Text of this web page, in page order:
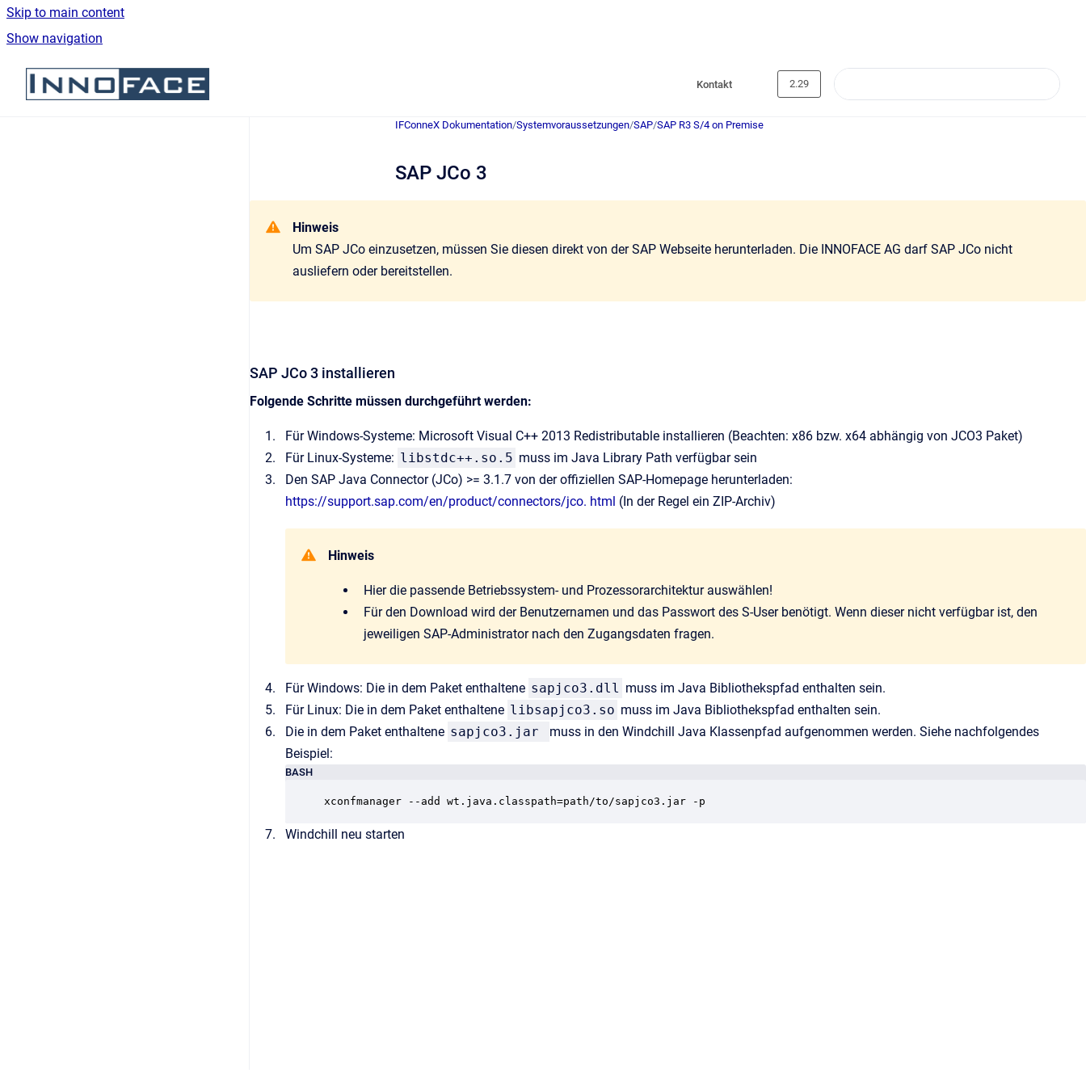
Skip to main content
Show navigation
Go to homepage
Kontakt 2.29
IFConneX Dokumentation/Systemvoraussetzungen/SAP/SAP R3 S/4 on Premise
SAP JCo 3
Hinweis
Um SAP JCo einzusetzen, müssen Sie diesen direkt von der SAP Webseite herunterladen. Die INNOFACE AG darf SAP JCo nicht
ausliefern oder bereitstellen.
SAP JCo 3 installieren
Folgende Schritte müssen durchgeführt werden:
Für Windows-Systeme: Microsoft Visual C++ 2013 Redistributable installieren (Beachten: x86 bzw. x64 abhängig von JCO3 Paket)
Für Linux-Systeme: libstdc++.so.5 muss im Java Library Path verfügbar sein
Den SAP Java Connector (JCo) >= 3.1.7 von der offiziellen SAP-Homepage herunterladen:
https://support.sap.com/en/product/connectors/jco. html (In der Regel ein ZIP-Archiv)
Hinweis
Hier die passende Betriebssystem- und Prozessorarchitektur auswählen!
Für den Download wird der Benutzernamen und das Passwort des S-User benötigt. Wenn dieser nicht verfügbar ist, den
jeweiligen SAP-Administrator nach den Zugangsdaten fragen.
Für Windows: Die in dem Paket enthaltene sapjco3.dll muss im Java Bibliothekspfad enthalten sein.
Für Linux: Die in dem Paket enthaltene libsapjco3.so muss im Java Bibliothekspfad enthalten sein.
Die in dem Paket enthaltene sapjco3.jar
muss in den Windchill Java Klassenpfad aufgenommen werden. Siehe nachfolgendes
Beispiel:
BASH
xconfmanager --add wt.java.classpath=path/to/sapjco3.jar -p
Windchill neu starten